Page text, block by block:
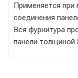
Применяется
соединения
Вся фурнитура
панели толщиной